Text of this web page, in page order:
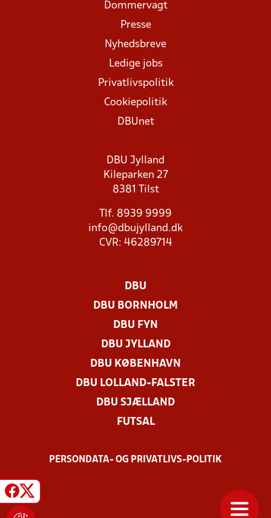
Dommervagt
Presse
Nyhedsbreve
Ledige jobs
Privatlivspolitik
Cookiepolitik
DBUnet
DBU Jylland
Kileparken 27
8381 Tilst
Tlf. 8939 9999
info@dbujylland.dk
CVR: 46289714
DBU
DBU BORNHOLM
DBU FYN
DBU JYLLAND
DBU KØBENHAVN
DBU LOLLAND-FALSTER
DBU SJÆLLAND
FUTSAL
PERSONDATA- OG PRIVATLIVS-POLITIK